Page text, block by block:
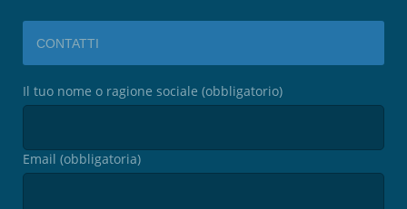
CONTATTI
Il tuo nome o ragione sociale (obbligatorio)
Email (obbligatoria)